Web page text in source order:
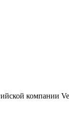
компании